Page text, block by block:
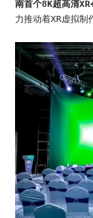
南首个8K超高清
力推动着XR虚拟制